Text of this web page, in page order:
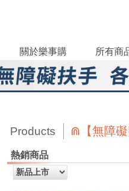
關於樂事購 所有商
Products ⋒【無障礙
熱銷商品